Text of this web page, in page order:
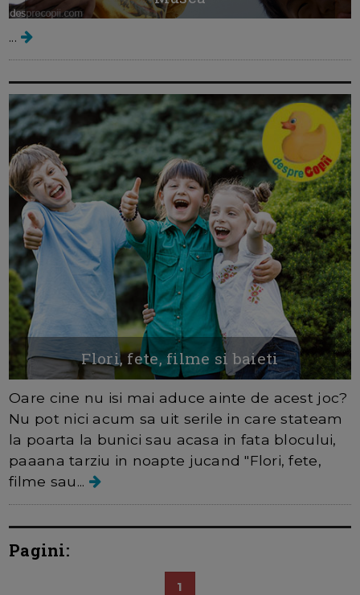
...
Flori, fete, filme si baieti
Oare cine nu isi mai aduce ainte de acest joc?
Nu pot nici acum sa uit serile in care stateam
la poarta la bunici sau acasa in fata blocului,
paaana tarziu in noapte jucand "Flori, fete,
filme sau...
Pagini:
1